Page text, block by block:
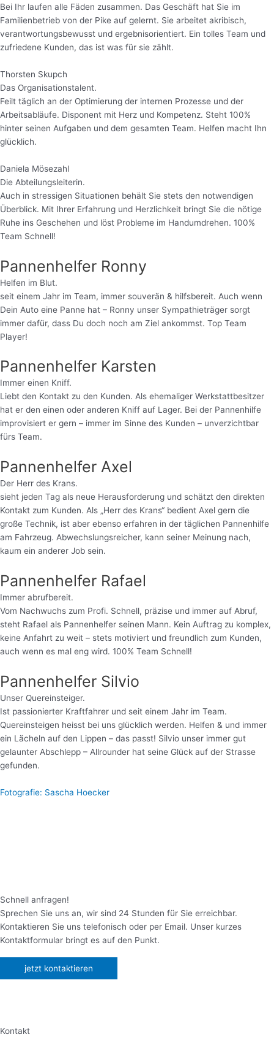
Bei Ihr laufen alle Fäden zusammen. Das Geschäft hat Sie im
Familienbetrieb von der Pike auf gelernt. Sie arbeitet akribisch,
verantwortungsbewusst und ergebnisorientiert. Ein tolles Team und
zufriedene Kunden, das ist was für sie zählt.
Thorsten Skupch
Das Organisationstalent.
Feilt täglich an der Optimierung der internen Prozesse und der
Arbeitsabläufe. Disponent mit Herz und Kompetenz. Steht 100%
hinter seinen Aufgaben und dem gesamten Team. Helfen macht Ihn
glücklich.
Daniela Mösezahl
Die Abteilungsleiterin.
Auch in stressigen Situationen behält Sie stets den notwendigen
Überblick. Mit Ihrer Erfahrung und Herzlichkeit bringt Sie die nötige
Ruhe ins Geschehen und löst Probleme im Handumdrehen. 100%
Team Schnell!
Pannenhelfer Ronny
Helfen im Blut.
seit einem Jahr im Team, immer souverän & hilfsbereit. Auch wenn
Dein Auto eine Panne hat – Ronny unser Sympathieträger sorgt
immer dafür, dass Du doch noch am Ziel ankommst. Top Team
Player!
Pannenhelfer Karsten
Immer einen Kniff.
Liebt den Kontakt zu den Kunden. Als ehemaliger Werkstattbesitzer
hat er den einen oder anderen Kniff auf Lager. Bei der Pannenhilfe
improvisiert er gern – immer im Sinne des Kunden – unverzichtbar
fürs Team.
Pannenhelfer Axel
Der Herr des Krans.
sieht jeden Tag als neue Herausforderung und schätzt den direkten
Kontakt zum Kunden. Als „Herr des Krans“ bedient Axel gern die
große Technik, ist aber ebenso erfahren in der täglichen Pannenhilfe
am Fahrzeug. Abwechslungsreicher, kann seiner Meinung nach,
kaum ein anderer Job sein.
Pannenhelfer Rafael
Immer abrufbereit.
Vom Nachwuchs zum Profi. Schnell, präzise und immer auf Abruf,
steht Rafael als Pannenhelfer seinen Mann. Kein Auftrag zu komplex,
keine Anfahrt zu weit – stets motiviert und freundlich zum Kunden,
auch wenn es mal eng wird. 100% Team Schnell!
Pannenhelfer Silvio
Unser Quereinsteiger.
Ist passionierter Kraftfahrer und seit einem Jahr im Team.
Quereinsteigen heisst bei uns glücklich werden. Helfen & und immer
ein Lächeln auf den Lippen – das passt! Silvio unser immer gut
gelaunter Abschlepp – Allrounder hat seine Glück auf der Strasse
gefunden.
Fotografie: Sascha Hoecker
Schnell anfragen!
Sprechen Sie uns an, wir sind 24 Stunden für Sie erreichbar.
Kontaktieren Sie uns telefonisch oder per Email. Unser kurzes
Kontaktformular bringt es auf den Punkt.
jetzt kontaktieren
Kontakt